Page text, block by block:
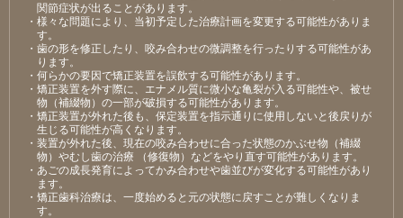
関節症状が出ることがあります。
・様々な問題により、当初予定した治療計画を変更する可能性がありま
す。
・歯の形を修正したり、咬み合わせの微調整を行ったりする可能性があ
ります。
・何らかの要因で矯正装置を誤飲する可能性があります。
・矯正装置を外す際に、エナメル質に微小な亀裂が入る可能性や、被せ
物（補綴物）の一部が破損する可能性があります。
・矯正装置が外れた後も、保定装置を指示通りに使用しないと後戻りが
生じる可能性が高くなります。
・装置が外れた後、現在の咬み合わせに合った状態のかぶせ物（補綴
物）やむし歯の治療 （修復物）などをやり直す可能性があります。
・あごの成長発育によってかみ合わせや歯並びが変化する可能性があり
ます。
・矯正歯科治療は、一度始めると元の状態に戻すことが難しくなりま
す。